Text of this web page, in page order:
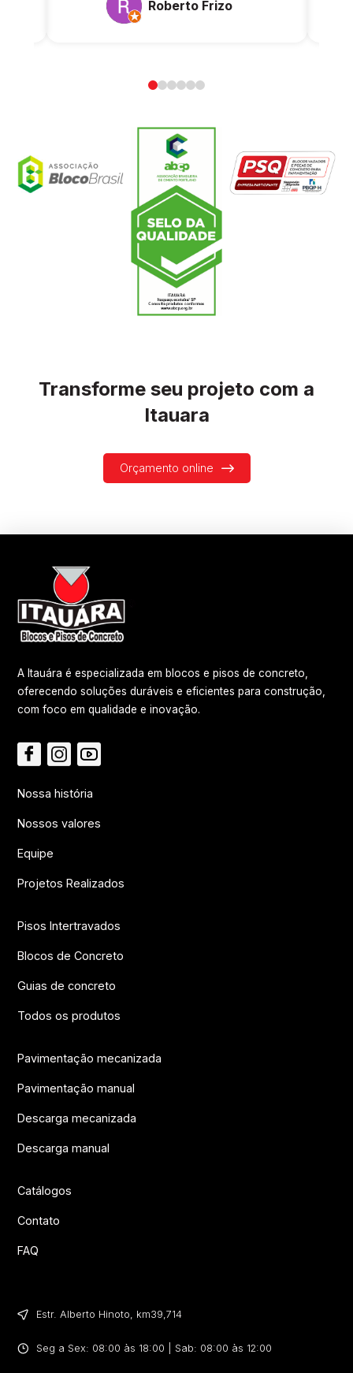
Roberto Frizo
01 2345
Transforme seu projeto com a
Itauara
Orçamento online
A Itauára é especializada em blocos e pisos de concreto,
oferecendo soluções duráveis e eficientes para construção,
com foco em qualidade e inovação.
Nossa história
Nossos valores
Equipe
Projetos Realizados
Pisos Intertravados
Blocos de Concreto
Guias de concreto
Todos os produtos
Pavimentação mecanizada
Pavimentação manual
Descarga mecanizada
Descarga manual
Catálogos
Contato
FAQ
Estr. Alberto Hinoto, km39,714​
Seg a Sex: 08:00 às 18:00 | Sab: 08:00 às 12:00